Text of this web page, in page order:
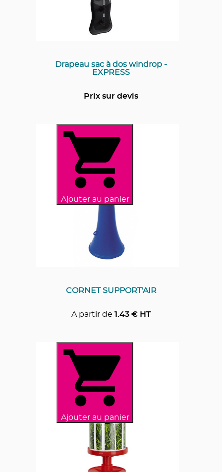
Drapeau sac à dos windrop -
EXPRESS
Prix sur devis
Ajouter au panier
CORNET SUPPORT'AIR
A partir de 1.43€ HT
Ajouter au panier